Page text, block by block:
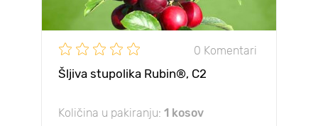
0 Komentari
Šljiva stupolika Rubin®, C2
Količina u pakiranju: 1 kosov